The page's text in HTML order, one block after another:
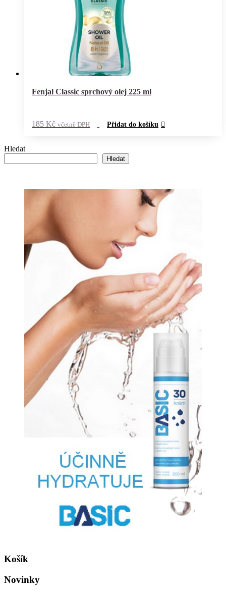
Fenjal Classic sprchový olej 225 ml
185 Kč včetně DPH Přidat do košíku
Hledat
Hledat
Košík
Novinky